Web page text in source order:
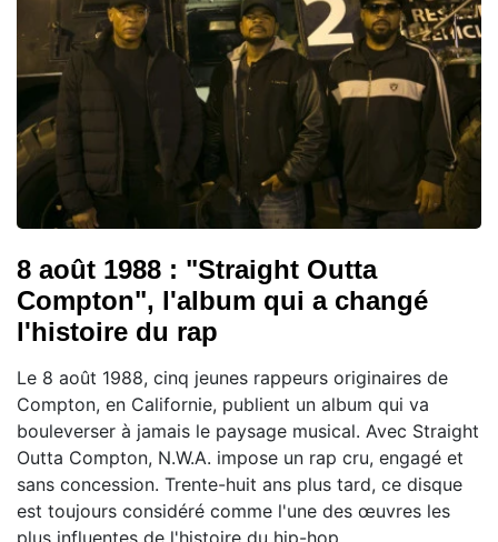
8 août 1988 : "Straight Outta
Compton", l'album qui a changé
l'histoire du rap
Le 8 août 1988, cinq jeunes rappeurs originaires de
Compton, en Californie, publient un album qui va
bouleverser à jamais le paysage musical. Avec Straight
Outta Compton, N.W.A. impose un rap cru, engagé et
sans concession. Trente-huit ans plus tard, ce disque
est toujours considéré comme l'une des œuvres les
plus influentes de l'histoire du hip-hop.